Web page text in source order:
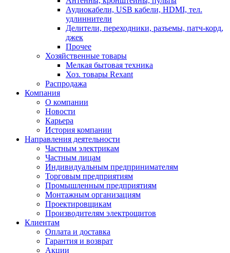
Аудиокабели, USB кабели, HDMI, тел.
удлиннители
Делители, переходники, разъемы, патч-корд,
джек
Прочее
Хозяйственные товары
Мелкая бытовая техника
Хоз. товары Rexant
Распродажа
Компания
О компании
Новости
Карьера
История компании
Направления деятельности
Частным электрикам
Частным лицам
Индивидуальным предпринимателям
Торговым предприятиям
Промышленным предприятиям
Монтажным организациям
Проектировщикам
Производителям электрощитов
Клиентам
Оплата и доставка
Гарантия и возврат
Акции